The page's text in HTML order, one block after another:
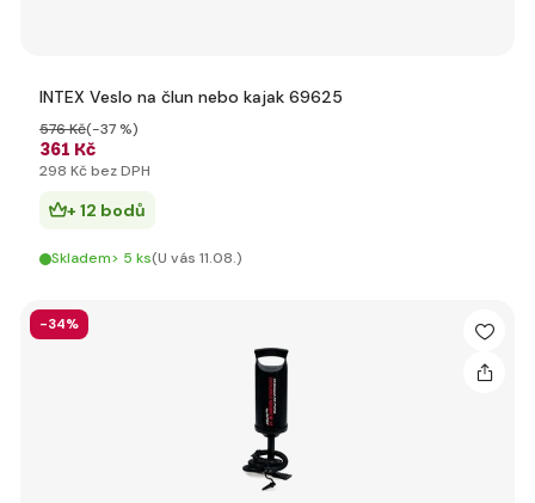
INTEX Veslo na člun nebo kajak 69625
361 Kč
576 Kč(-37 %)
298 Kč bez DPH
+ 12 bodů
Skladem> 5 ks(U vás 11.08.)
-34%